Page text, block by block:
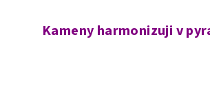
Kameny harmonizuji v